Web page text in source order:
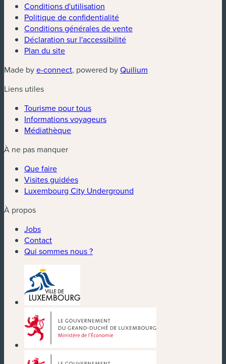
Conditions d'utilisation
Politique de confidentialité
Conditions générales de vente
Déclaration sur l'accessibilité
Plan du site
Made bye-connect(nouvelle fenêtre)
, powered byQuilium
Liens utiles
Tourisme pour tous
Informations voyageurs
Médiathèque
À ne pas manquer
Que faire
Visites guidées
Luxembourg City Underground
À propos
Jobs
Contact
Qui sommes nous ?